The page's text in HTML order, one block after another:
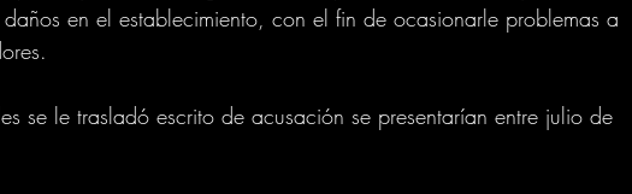
en el establecimiento, con el fin de ocasionarle problemas a
se le trasladó escrito de acusación se presentarían entre julio de